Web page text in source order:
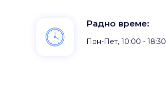
Радно време:
Пон-Пет, 10:00 - 18:30